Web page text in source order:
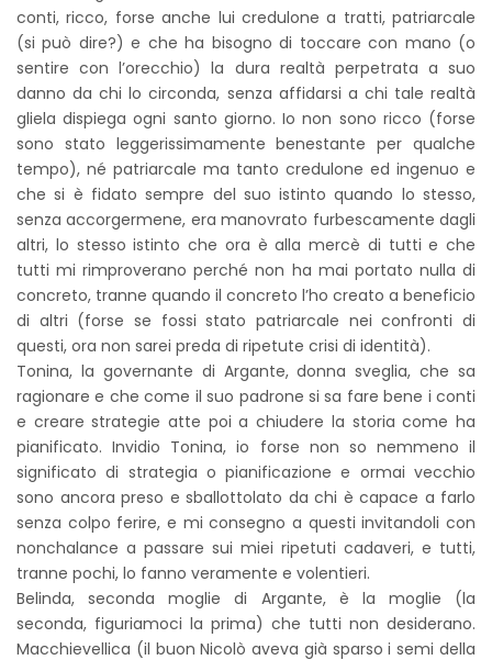
conti, ricco, forse anche lui credulone a tratti, patriarcale
(si può dire?) e che ha bisogno di toccare con mano (o
sentire con l’orecchio) la dura realtà perpetrata a suo
danno da chi lo circonda, senza affidarsi a chi tale realtà
gliela dispiega ogni santo giorno. Io non sono ricco (forse
sono stato leggerissimamente benestante per qualche
tempo), né patriarcale ma tanto credulone ed ingenuo e
che si è fidato sempre del suo istinto quando lo stesso,
senza accorgermene, era manovrato furbescamente dagli
altri, lo stesso istinto che ora è alla mercè di tutti e che
tutti mi rimproverano perché non ha mai portato nulla di
concreto, tranne quando il concreto l’ho creato a beneficio
di altri (forse se fossi stato patriarcale nei confronti di
questi, ora non sarei preda di ripetute crisi di identità).
Tonina, la governante di Argante, donna sveglia, che sa
ragionare e che come il suo padrone si sa fare bene i conti
e creare strategie atte poi a chiudere la storia come ha
pianificato. Invidio Tonina, io forse non so nemmeno il
significato di strategia o pianificazione e ormai vecchio
sono ancora preso e sballottolato da chi è capace a farlo
senza colpo ferire, e mi consegno a questi invitandoli con
nonchalance a passare sui miei ripetuti cadaveri, e tutti,
tranne pochi, lo fanno veramente e volentieri.
Belinda, seconda moglie di Argante, è la moglie (la
seconda, figuriamoci la prima) che tutti non desiderano.
Macchievellica (il buon Nicolò aveva già sparso i semi della